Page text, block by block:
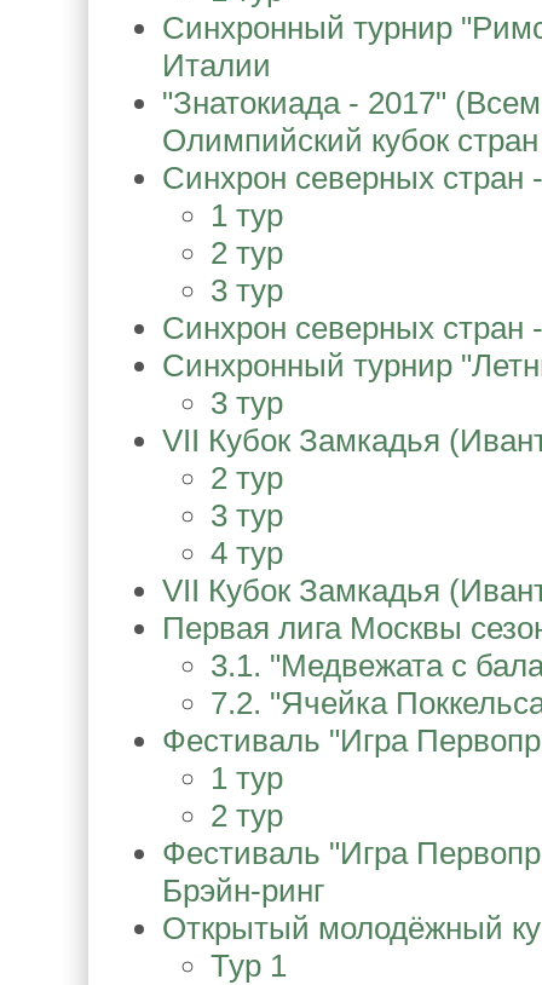
Синхронный турнир
Италии
"Знатокиада - 2017"
Олимпийский кубок стран
Синхрон северных стран
1 тур
2 тур
3 тур
Синхрон северных стран
Синхронный турнир
3 тур
VII Кубок Замкадья
2 тур
3 тур
4 тур
VII Кубок Замкадья
Первая лига Москвы
3.1. "Медвежата с
7.2. "Ячейка
Фестиваль "Игра
1 тур
2 тур
Фестиваль "Игра
Брэйн-ринг
Открытый молодёжный
Тур 1